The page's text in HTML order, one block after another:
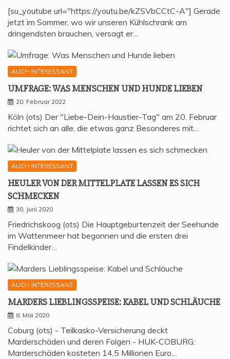
[su_youtube url="https://youtu.be/kZSVbCCtC-A"] Gerade
jetzt im Sommer, wo wir unseren Kühlschrank am
dringendsten brauchen, versagt er…
AUCH INTERESSANT
UMFRA­GE: WAS MEN­SCHEN UND HUN­DE LIEBEN
20. Februar 2022
Köln (ots) Der "Liebe-Dein-Haustier-Tag" am 20. Februar
richtet sich an alle, die etwas ganz Besonderes mit…
AUCH INTERESSANT
HEU­LER VON DER MIT­TEL­P­LA­TE LAS­SEN ES SICH
SCHMECKEN
30. Juni 2020
Friedrichskoog (ots) Die Hauptgeburtenzeit der Seehunde
im Wattenmeer hat begonnen und die ersten drei
Findelkinder…
AUCH INTERESSANT
MAR­DERS LIEB­LINGS­SPEI­SE: KABEL UND SCHLÄUCHE
8. Mai 2020
Coburg (ots) - Teilkasko-Versicherung deckt
Marderschäden und deren Folgen - HUK-COBURG:
Marderschäden kosteten 14,5 Millionen Euro…